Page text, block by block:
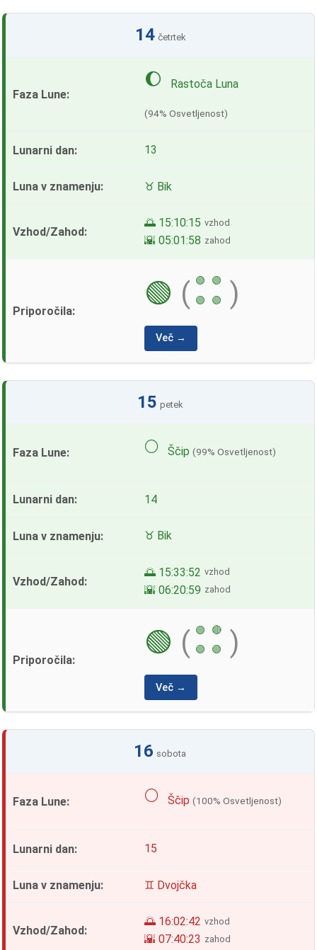
14 četrtek
🌔 Rastoča Luna
(94% Osvetljenost)
13
♉ Bik
🌅 15:10:15 vzhod
🌇 05:01:58 zahod
🟢 ( 🟢
🟢
🟢
🟢 )
Več →
15 petek
🌕 Ščip(99% Osvetljenost)
14
♉ Bik
🌅 15:33:52 vzhod
🌇 06:20:59 zahod
🟢 ( 🟢
🔴
🟢
🟢 )
Več →
16 sobota
🌕 Ščip(100% Osvetljenost)
15
♊ Dvojčka
🌅 16:02:42 vzhod
🌇 07:40:23 zahod